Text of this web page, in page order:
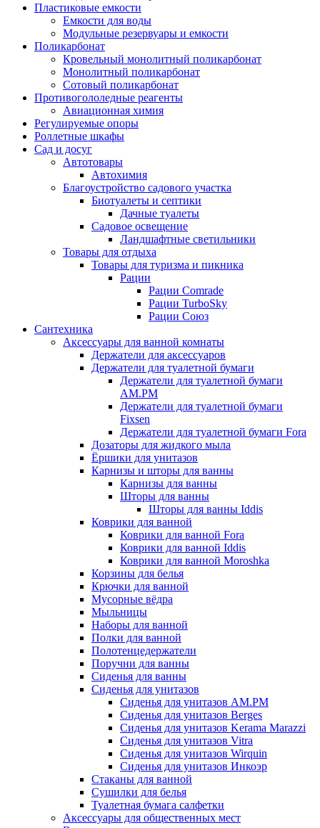
Пластиковые емкости
Емкости для воды
Модульные резервуары и емкости
Поликарбонат
Кровельный монолитный поликарбонат
Монолитный поликарбонат
Сотовый поликарбонат
Противогололедные реагенты
Авиационная химия
Регулируемые опоры
Роллетные шкафы
Сад и досуг
Автотовары
Автохимия
Благоустройство садового участка
Биотуалеты и септики
Дачные туалеты
Садовое освещение
Ландшафтные светильники
Товары для отдыха
Товары для туризма и пикника
Рации
Рации Comrade
Рации TurboSky
Рации Союз
Сантехника
Аксессуары для ванной комнаты
Держатели для аксессуаров
Держатели для туалетной бумаги
Держатели для туалетной бумаги
AM.PM
Держатели для туалетной бумаги
Fixsen
Держатели для туалетной бумаги Fora
Дозаторы для жидкого мыла
Ёршики для унитазов
Карнизы и шторы для ванны
Карнизы для ванны
Шторы для ванны
Шторы для ванны Iddis
Коврики для ванной
Коврики для ванной Fora
Коврики для ванной Iddis
Коврики для ванной Moroshka
Корзины для белья
Крючки для ванной
Мусорные вёдра
Мыльницы
Наборы для ванной
Полки для ванной
Полотенцедержатели
Поручни для ванны
Сиденья для ванны
Сиденья для унитазов
Сиденья для унитазов AM.PM
Сиденья для унитазов Berges
Сиденья для унитазов Kerama Marazzi
Сиденья для унитазов Vitra
Сиденья для унитазов Wirquin
Сиденья для унитазов Инкоэр
Стаканы для ванной
Сушилки для белья
Туалетная бумага салфетки
Аксессуары для общественных мест